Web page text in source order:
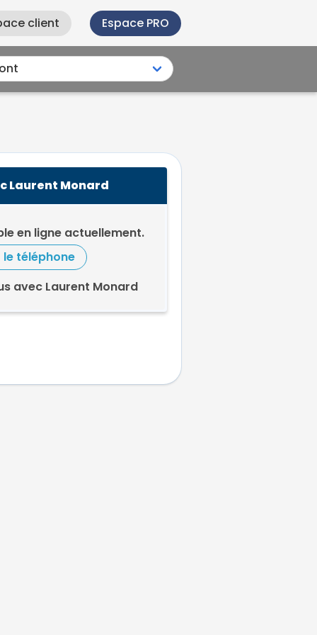
client Espace PRO
Laurent Monard
en ligne actuellement.
le téléphone
avec Laurent Monard